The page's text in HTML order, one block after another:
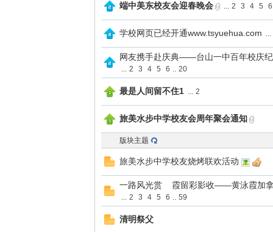
端中美东校友会迎春晚会 ... 2 3 4 5 6
学校网页已经开通www.tsyuehua.com ...
网友携手赴庆典——台山一中百年校庆
... 2 3 4 5 6 .. 20
最是人间留不住1 ... 2
旅美水步中学校友会周年聚会通知
版块主题
旅美水步中学校友烧烤联欢活动
一路风光赏 霞留彩影收——黄泳霞加
... 2 3 4 5 6 .. 59
清明祭父